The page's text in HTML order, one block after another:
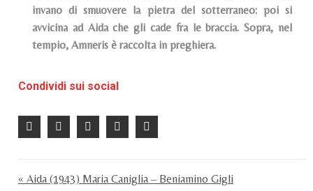
invano di smuovere la pietra del sotterraneo: poi si
avvicina ad Aida che gli cade fra le braccia. Sopra, nel
tempio, Amneris è raccolta in preghiera.
Condividi sui social
« Aida (1943) Maria Caniglia – Beniamino Gigli